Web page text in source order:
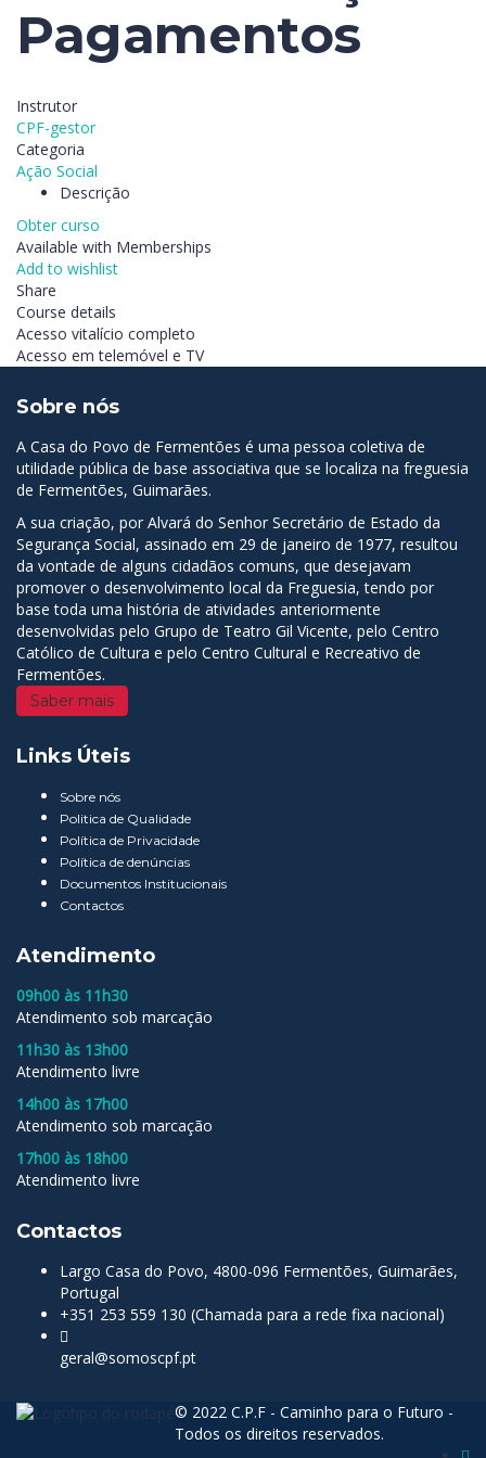
Pagamentos
Instrutor
CPF-gestor
Categoria
Ação Social
Descrição
Obter curso
Available with Memberships
Add to wishlist
Share
Course details
Acesso vitalício completo
Acesso em telemóvel e TV
Sobre nós
A Casa do Povo de Fermentões é uma pessoa coletiva de
utilidade pública de base associativa que se localiza na freguesia
de Fermentões, Guimarães.
A sua criação, por Alvará do Senhor Secretário de Estado da
Segurança Social, assinado em 29 de janeiro de 1977, resultou
da vontade de alguns cidadãos comuns, que desejavam
promover o desenvolvimento local da Freguesia, tendo por
base toda uma história de atividades anteriormente
desenvolvidas pelo Grupo de Teatro Gil Vicente, pelo Centro
Católico de Cultura e pelo Centro Cultural e Recreativo de
Fermentões.
Saber mais
Links Úteis
Sobre nós
Politica de Qualidade
Política de Privacidade
Política de denúncias
Documentos Institucionais
Contactos
Atendimento
09h00 às 11h30
Atendimento sob marcação
11h30 às 13h00
Atendimento livre
14h00 às 17h00
Atendimento sob marcação
17h00 às 18h00
Atendimento livre
Contactos
Largo Casa do Povo, 4800-096 Fermentões, Guimarães,
Portugal
+351 253 559 130 (Chamada para a rede fixa nacional)
geral@somoscpf.pt
© 2022 C.P.F - Caminho para o Futuro -
Todos os direitos reservados.